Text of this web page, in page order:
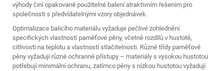
výhody činí opakovaně použitelné balení atraktivním řešením pro
společnosti s předvídatelnými vzory objednávek.
Optimalizace balicího materiálu vyžaduje pečlivé zohlednění
specifických vlastností paměťové pěny, včetně rozdílů v hustotě,
citlivosti na teplotu a vlastností stlačitelnosti. Různé třídy paměťové
pěny vyžadují různé ochranné přístupy – materiály s vysokou hustotou
potřebují minimální ochranu, zatímco pěny s nízkou hustotou vyžadují